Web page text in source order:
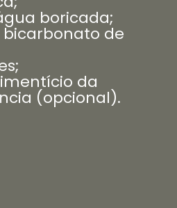
boricada;
bicarbonato de
da
(opcional).